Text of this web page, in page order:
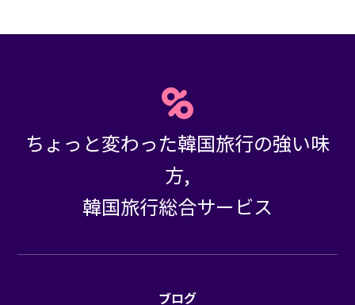
ちょっと変わった韓国旅行の強い味
方,
韓国旅行総合サービス
ブログ